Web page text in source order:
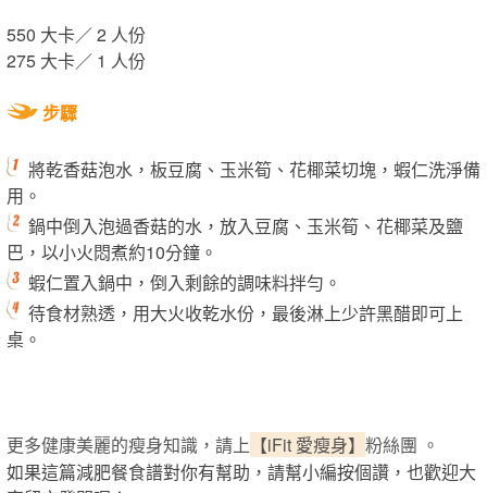
550 大卡／ 2 人份
275 大卡／ 1 人份
步驟
將乾香菇泡水，板豆腐、玉米筍、花椰菜切塊，蝦仁洗淨備
用。
鍋中倒入泡過香菇的水，放入豆腐、玉米筍、花椰菜及鹽
巴，以小火悶煮約10分鐘。
蝦仁置入鍋中，倒入剩餘的調味料拌勻。
待食材熟透，用大火收乾水份，最後淋上少許黑醋即可上
桌。
更多健康美麗的瘦身知識，請上 【iFit 愛瘦身】 粉絲團 。
如果這篇減肥餐食譜對你有幫助，請幫小編按個讚，也歡迎大